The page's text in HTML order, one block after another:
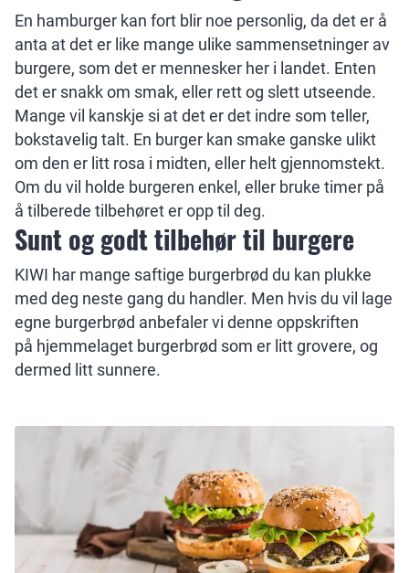
En hamburger kan fort blir noe personlig, da det er å
anta at det er like mange ulike sammensetninger av
burgere, som det er mennesker her i landet. Enten
det er snakk om smak, eller rett og slett utseende.
Mange vil kanskje si at det er det indre som teller,
bokstavelig talt. En burger kan smake ganske ulikt
om den er litt rosa i midten, eller helt gjennomstekt.
Om du vil holde burgeren enkel, eller bruke timer på
å tilberede tilbehøret er opp til deg.
Sunt og godt tilbehør til burgere
KIWI har mange saftige burgerbrød du kan plukke
med deg neste gang du handler. Men hvis du vil lage
egne burgerbrød anbefaler vi denne oppskriften
på hjemmelaget burgerbrød som er litt grovere, og
dermed litt sunnere.